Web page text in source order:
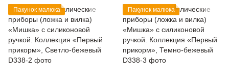
Пакунок малюка Пакунок малюка